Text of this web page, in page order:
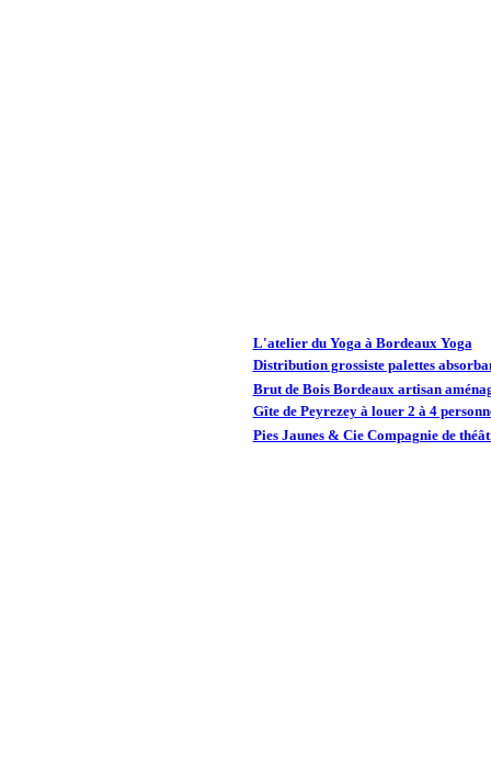
L'atelier du Yoga à Bordeaux Yoga
Distribution grossiste palettes
Brut de Bois Bordeaux artisan
Gîte de Peyrezey à louer 2 à 4
Pies Jaunes & Cie Compagnie de